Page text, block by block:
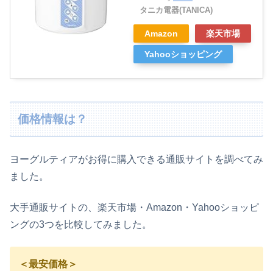
タニカ電器(TANICA)
Amazon 楽天市場
Yahooショッピング
価格情報は？
ヨーグルティアがお得に購入できる通販サイトを調べてみ
ました。
大手通販サイトの、楽天市場・Amazon・Yahooショッピ
ングの3つを比較してみました。
＜最安価格＞